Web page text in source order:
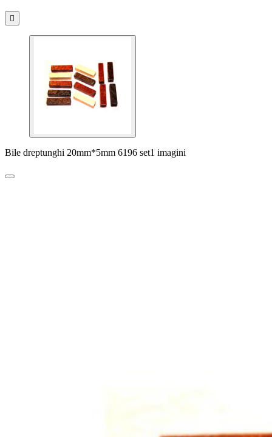

Bile dreptunghi 20mm*5mm 6196 set1 imagini